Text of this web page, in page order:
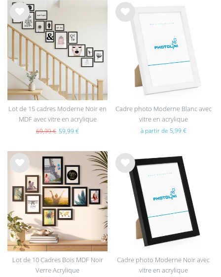
List
e de
sou
Lot de 15 cadres Moderne Noir en
MDF avec vitre en acrylique
69,99 € 59,99 €
List
Cadre photo Moderne Blanc avec
vitre en acrylique
à partir de 5,99 €
List
sou
hait
Lot de 10 Cadres Bois MDF Noir
Verre Acrylique
List
e de
Cadre photo Moderne Noir avec
vitre en acrylique